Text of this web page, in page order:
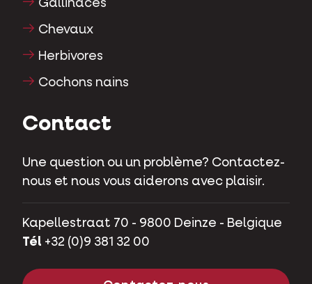
Gallinacés
Chevaux
Herbivores
Cochons nains
Contact
Une question ou un problème? Contactez-
nous et nous vous aiderons avec plaisir.
Kapellestraat 70 - 9800 Deinze - Belgique
Tél +32 (0)9 381 32 00